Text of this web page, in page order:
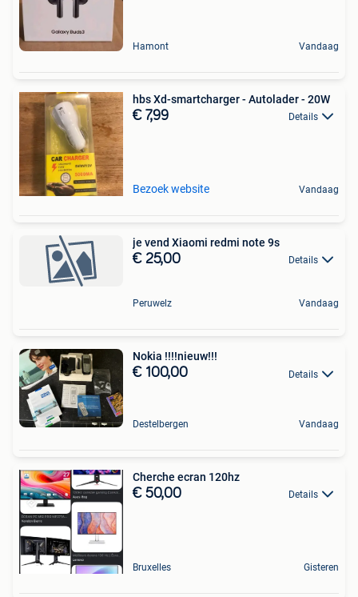
Hamont Vandaag
hbs Xd-smartcharger - Autolader - 20W
€ 7,99 Details
Bezoek website Vandaag
je vend Xiaomi redmi note 9s
€ 25,00 Details
Peruwelz Vandaag
Nokia !!!!nieuw!!!
€ 100,00 Details
Destelbergen Vandaag
Cherche ecran 120hz
€ 50,00 Details
Bruxelles Gisteren